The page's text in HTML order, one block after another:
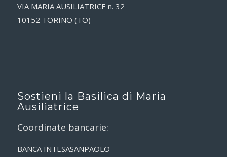
VIA MARIA AUSILIATRICE n. 32
10152 TORINO (TO)
Sostieni la Basilica di Maria
Ausiliatrice
Coordinate bancarie:
BANCA INTESASANPAOLO